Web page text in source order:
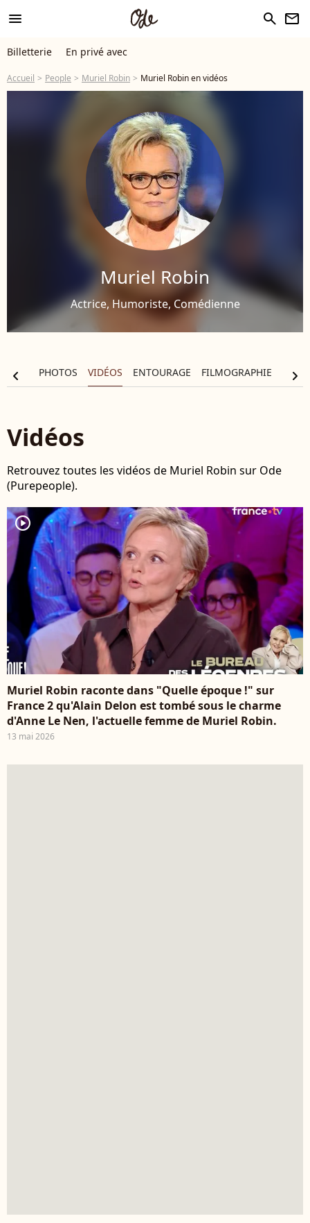
menu search newsletter
Billetterie En privé avec
Accueil People Muriel Robin Muriel Robin en vidéos
Muriel Robin
Actrice, Humoriste, Comédienne
PHOTOS VIDÉOS ENTOURAGE FILMOGRAPHIE
chevron_left chevron_right
Vidéos
Retrouvez toutes les vidéos de Muriel Robin sur Ode
(Purepeople).
player2
Muriel Robin raconte dans "Quelle époque !" sur
France 2 qu'Alain Delon est tombé sous le charme
d'Anne Le Nen, l'actuelle femme de Muriel Robin.
13 mai 2026